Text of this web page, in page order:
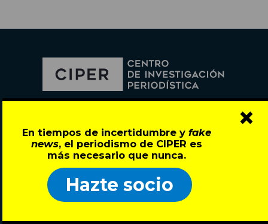
En tiempos de incertidumbre y fake
news, el periodismo de CIPER es
más necesario que nunca.
Hazte socio
×
José Miguel de la Barra 412, Santiago de Chile
Todos los derechos reservados © 2007-2026
Investigación
Actualidad
Cartas
ARCHIVO
Papeles de la
Dictadura
Blog
Contacto